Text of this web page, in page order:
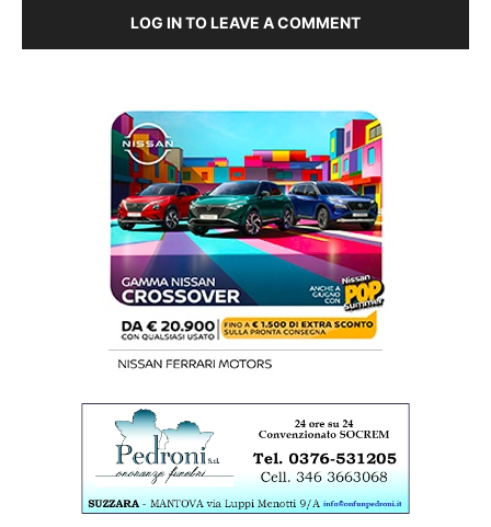
LOG IN TO LEAVE A COMMENT